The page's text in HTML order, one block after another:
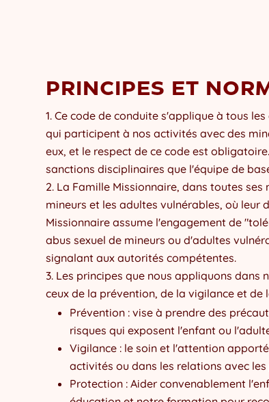
PRINCIPES ET
Ce code de conduite s'applique à tous
qui participent à nos activités avec des
eux, et le respect de ce code est
sanctions disciplinaires que l'équipe de
La Famille Missionnaire, dans toutes
mineurs et les adultes vulnérables, où
Missionnaire assume l'engagement de
abus sexuel de mineurs ou d'adultes
signalant aux autorités compétentes.
Les principes que nous appliquons dans
ceux de la prévention, de la vigilance et de
Prévention : vise à prendre des
risques qui exposent l'enfant ou
Vigilance : le soin et l'attention
activités ou dans les relations avec les
Protection : Aider convenablement